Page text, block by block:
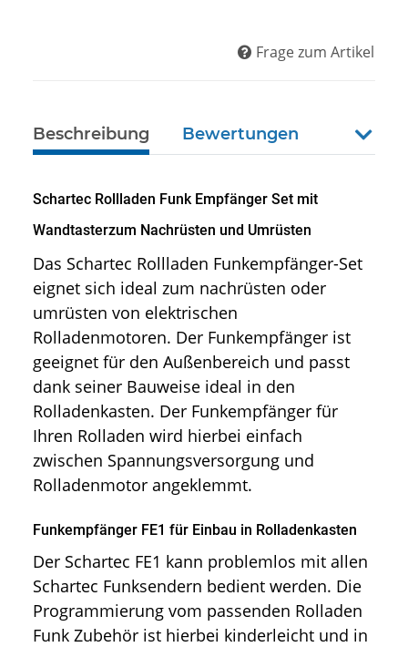
Frage zum Artikel
Beschreibung Bewertungen
Schartec Rollladen Funk Empfänger Set mit
Wandtasterzum Nachrüsten und Umrüsten
Das Schartec Rollladen Funkempfänger-Set
eignet sich ideal zum nachrüsten oder
umrüsten von elektrischen
Rolladenmotoren. Der Funkempfänger ist
geeignet für den Außenbereich und passt
dank seiner Bauweise ideal in den
Rolladenkasten. Der Funkempfänger für
Ihren Rolladen wird hierbei einfach
zwischen Spannungsversorgung und
Rolladenmotor angeklemmt.
Funkempfänger FE1 für Einbau in Rolladenkasten
Der Schartec FE1 kann problemlos mit allen
Schartec Funksendern bedient werden. Die
Programmierung vom passenden Rolladen
Funk Zubehör ist hierbei kinderleicht und in